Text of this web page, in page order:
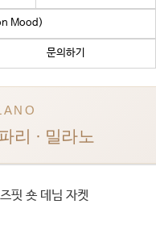
Mood)
문의하기
리 · 밀라노
핏 숏 데님 자켓